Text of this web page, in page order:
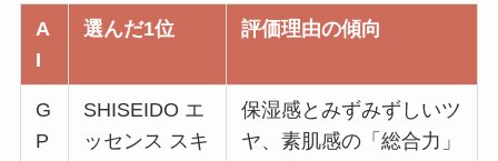
A
I
選んだ1位 評価理由の傾向
G
P
SHISEIDO エ
ッセンス スキ
保湿感とみずみずしいツ
ヤ、素肌感の「総合力」